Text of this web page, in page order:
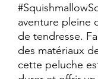
aventure pleine
de tendresse.
des matériaux
cette peluche